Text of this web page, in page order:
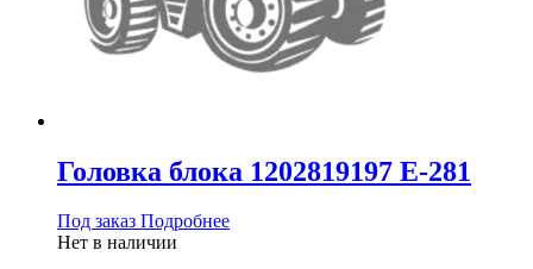
Головка блока 1202819197 Е-281
Под заказ Подробнее
Нет в наличии